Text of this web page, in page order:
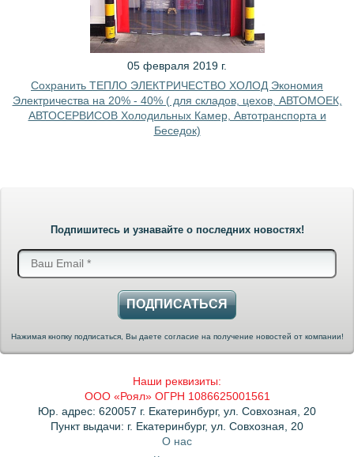
05 февраля 2019 г.
Сохранить ТЕПЛО ЭЛЕКТРИЧЕСТВО ХОЛОД Экономия
Электричества на 20% - 40% ( для складов, цехов, АВТОМОЕК,
АВТОСЕРВИСОВ Холодильных Камер, Автотранспорта и
Беседок)
Подпишитесь и узнавайте о последних новостях!
ПОДПИСАТЬСЯ
Нажимая кнопку подписаться, Вы даете согласие на получение новостей от компании!
Наши реквизиты:
ООО «Роял» ОГРН 1086625001561
Юр. адрес: 620057 г. Екатеринбург, ул. Совхозная, 20
Пункт выдачи: г. Екатеринбург, ул. Совхозная, 20
О нас